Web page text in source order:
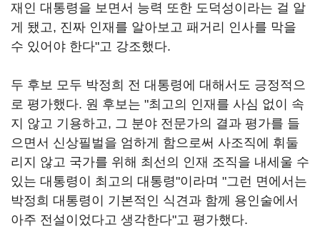
재인 대통령을 보면서 능력 또한 도덕성이라는 걸 알
게 됐고, 진짜 인재를 알아보고 패거리 인사를 막을
수 있어야 한다"고 강조했다.
두 후보 모두 박정희 전 대통령에 대해서도 긍정적으
로 평가했다. 원 후보는 "최고의 인재를 사심 없이 속
지 않고 기용하고, 그 분야 전문가의 결과 평가를 들
으면서 신상필벌을 엄하게 함으로써 사조직에 휘둘
리지 않고 국가를 위해 최선의 인재 조직을 내세울 수
있는 대통령이 최고의 대통령"이라며 "그런 면에서는
박정희 대통령이 기본적인 식견과 함께 용인술에서
아주 전설이었다고 생각한다"고 평가했다.